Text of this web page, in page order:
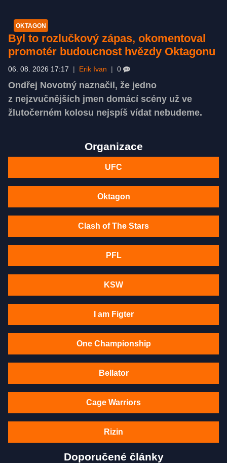
OKTAGON
Byl to rozlučkový zápas, okomentoval
promotér budoucnost hvězdy Oktagonu
06. 08. 2026 17:17 Erik Ivan 0
Ondřej Novotný naznačil, že jedno
z nejzvučnějších jmen domácí scény už ve
žlutočerném kolosu nejspíš vídat nebudeme.
Organizace
UFC
Oktagon
Clash of The Stars
PFL
KSW
I am Figter
One Championship
Bellator
Cage Warriors
Rizin
Doporučené články